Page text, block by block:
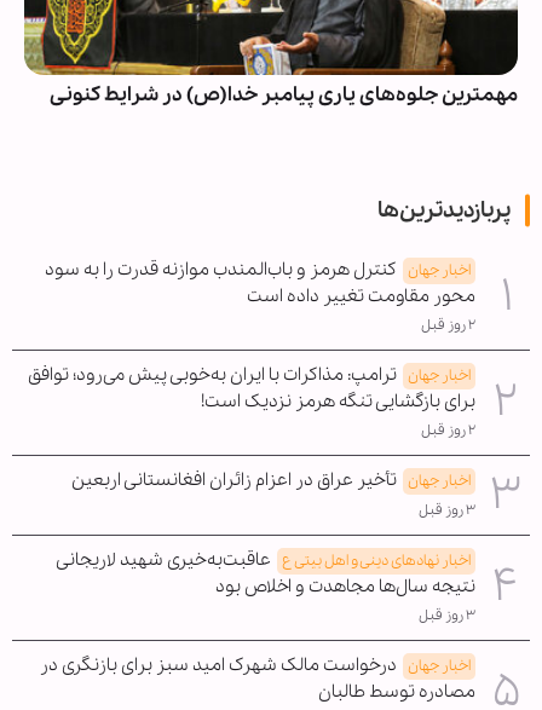
مهمترین جلوه‌های یاری پیامبر خدا(ص) در شرایط کنونی
پربازدیدترین‌ها
اخبار جهان کنترل هرمز و باب‌المندب موازنه قدرت را به سود
محور مقاومت تغییر داده است
۲ روز قبل
اخبار جهان ترامپ: مذاکرات با ایران به‌خوبی پیش می‌رود؛ توافق
برای بازگشایی تنگه هرمز نزدیک است!
۲ روز قبل
اخبار جهان تأخیر عراق در اعزام زائران افغانستانی اربعین
۳ روز قبل
اخبار نهادهای دینی و اهل بیتی ع عاقبت‌به‌خیری شهید لاریجانی
نتیجه سال‌ها مجاهدت و اخلاص بود
۳ روز قبل
اخبار جهان درخواست مالک شهرک امید سبز برای بازنگری در
مصادره توسط طالبان